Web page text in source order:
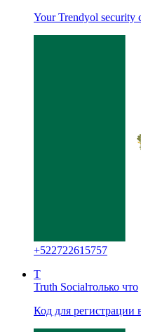
Your Trendyol security
+522722615757
T
Truth Socialтолько что
Код для регистрации